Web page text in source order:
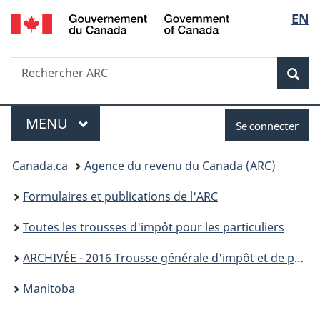
Passer
au
Passer
à
du
Passer
à
simplifiée
de
la
EN
Recherche
Rechercher
ARC
Menu
MENU PRINCIPAL
connecter
Se connecter
Vous
êtes
ici :
Canada.ca
Agence du revenu du Canada (ARC)
Formulaires et publications de l'ARC
Toutes les trousses d'impôt pour les particuliers
ARCHIVÉE - 2016 Trousse générale d'impôt et de prestations
Manitoba